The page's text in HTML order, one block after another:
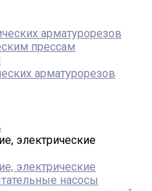
арматурорезов
прессам
арматурорезов
электрические
электрические
насосы